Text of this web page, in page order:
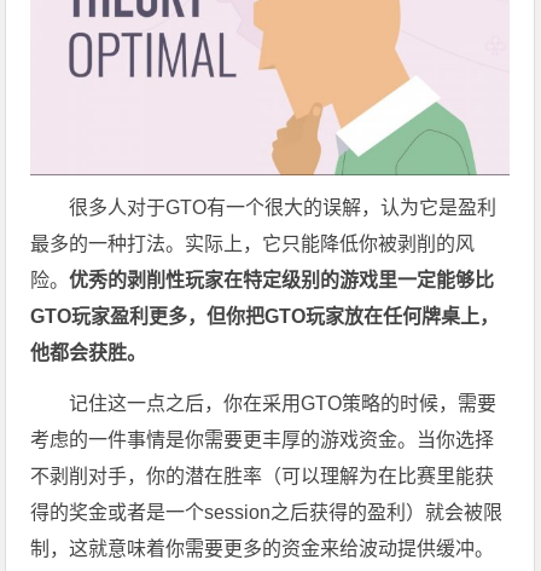
很多人对于GTO有一个很大的误解，认为它是盈利
最多的一种打法。实际上，它只能降低你被剥削的风
险。优秀的剥削性玩家在特定级别的游戏里一定能够比
GTO玩家盈利更多，但你把GTO玩家放在任何牌桌上，
他都会获胜。
记住这一点之后，你在采用GTO策略的时候，需要
考虑的一件事情是你需要更丰厚的游戏资金。当你选择
不剥削对手，你的潜在胜率（可以理解为在比赛里能获
得的奖金或者是一个session之后获得的盈利）就会被限
制，这就意味着你需要更多的资金来给波动提供缓冲。